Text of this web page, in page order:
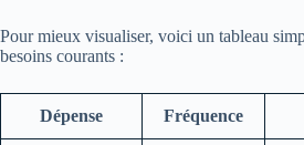
Pour mieux visualiser, voici un tableau
besoins courants :
Dépense Fréquence